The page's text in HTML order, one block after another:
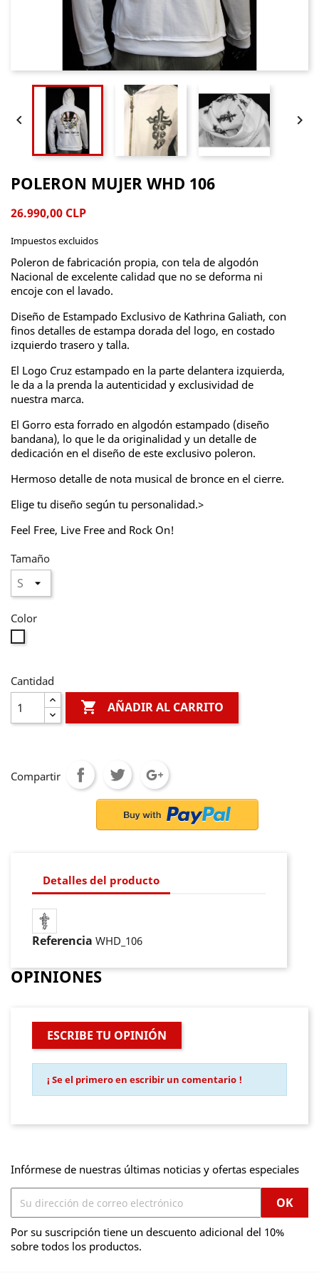
 
POLERON MUJER WHD 106
26.990,00 CLP
Impuestos excluidos
Poleron de fabricación propia, con tela de algodón
Nacional de excelente calidad que no se deforma ni
encoje con el lavado.
Diseño de Estampado Exclusivo de Kathrina Galiath, con
finos detalles de estampa dorada del logo, en costado
izquierdo trasero y talla.
El Logo Cruz estampado en la parte delantera izquierda,
le da a la prenda la autenticidad y exclusividad de
nuestra marca.
El Gorro esta forrado en algodón estampado (diseño
bandana), lo que le da originalidad y un detalle de
dedicación en el diseño de este exclusivo poleron.
Hermoso detalle de nota musical de bronce en el cierre.
Elige tu diseño según tu personalidad.>
Feel Free, Live Free and Rock On!
Tamaño
Color
Cantidad
 AÑADIR AL CARRITO
Compartir
Detalles del producto
Referencia WHD_106
OPINIONES
ESCRIBE TU OPINIÓN
¡ Se el primero en escribir un comentario !
Infórmese de nuestras últimas noticias y ofertas especiales
Por su suscripción tiene un descuento adicional del 10%
sobre todos los productos.